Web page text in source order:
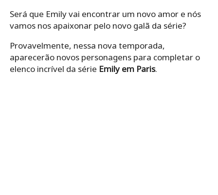
Será que Emily vai encontrar um novo amor e nós
vamos nos apaixonar pelo novo galã da série?
Provavelmente, nessa nova temporada,
aparecerão novos personagens para completar o
elenco incrível da série Emily em Paris.